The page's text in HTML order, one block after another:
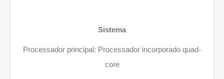
Sistema
Processador principal: Processador incorporado quad-
core